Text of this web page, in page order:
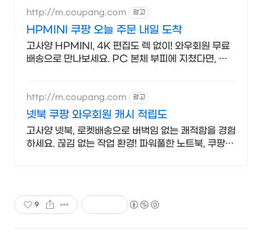
http://m.coupang.com 광고
HPMINI 쿠팡 오늘 주문 내일 도착
고사양 HPMINI, 4K 편집도 렉 없이! 와우회원 무료
배송으로 만나보세요. PC 본체 부피에 지쳤다면, 초
http://m.coupang.com 광고
넷북 쿠팡 와우회원 캐시 적립도
고사양 넷북, 로켓배송으로 버벅임 없는 쾌적함을 경험
하세요. 끊김 없는 작업 환경! 파워풀한 노트북, 쿠팡에
9